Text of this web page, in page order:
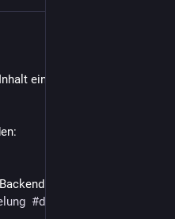
einer Mail in
unter PHP machen.
#development